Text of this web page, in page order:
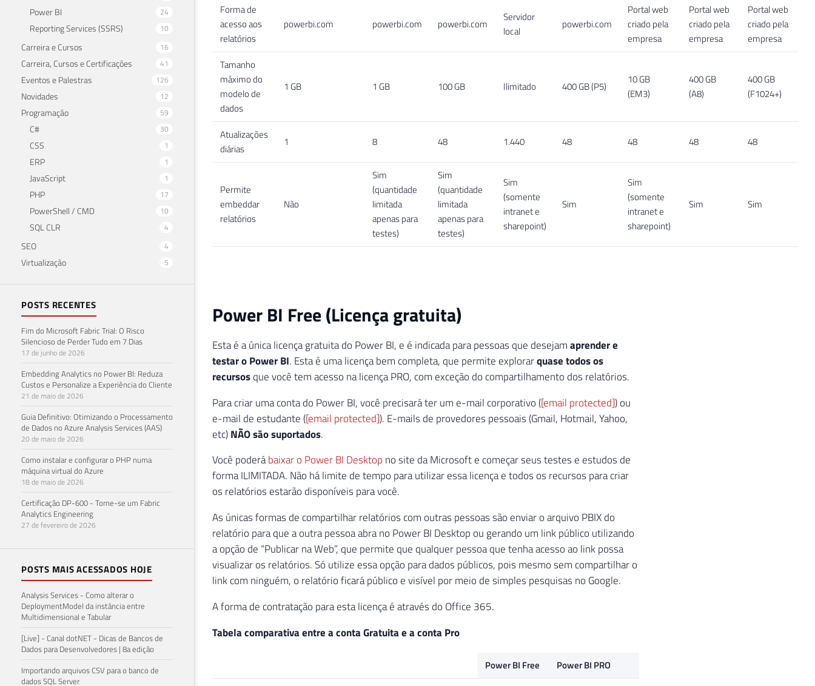
Power BI 24
Reporting Services (SSRS) 10
Carreira e Cursos 16
Carreira, Cursos e Certificações 41
Eventos e Palestras 126
Novidades 12
Programação 59
C# 30
CSS 1
ERP 1
JavaScript 1
PHP 17
PowerShell / CMD 10
SQL CLR 4
SEO 4
Virtualização 5
POSTS RECENTES
Fim do Microsoft Fabric Trial: O Risco
Silencioso de Perder Tudo em 7 Dias
17 de junho de 2026
Embedding Analytics no Power BI: Reduza
Custos e Personalize a Experiência do Cliente
21 de maio de 2026
Guia Definitivo: Otimizando o Processamento
de Dados no Azure Analysis Services (AAS)
20 de maio de 2026
Como instalar e configurar o PHP numa
máquina virtual do Azure
18 de maio de 2026
Certificação DP-600 - Torne-se um Fabric
Analytics Engineering
27 de fevereiro de 2026
POSTS MAIS ACESSADOS HOJE
Analysis Services - Como alterar o
DeploymentModel da instância entre
Multidimensional e Tabular
[Live] - Canal dotNET - Dicas de Bancos de
Dados para Desenvolvedores | 8a edição
Importando arquivos CSV para o banco de
dados SQL Server
Forma de
acesso aos
relatórios
powerbi.com powerbi.com powerbi.com
Servidor
local
powerbi.com
Portal web
criado pela
empresa
Portal web
criado pela
empresa
Portal web
criado pela
empresa
Tamanho
máximo do
modelo de
dados
1 GB 1 GB 100 GB Ilimitado 400 GB (P5)
10 GB
(EM3)
400 GB
(A8)
400 GB
(F1024+)
Atualizações
diárias
1 8 48 1.440 48 48 48 48
Permite
embeddar
relatórios
Não
Sim
(quantidade
limitada
apenas para
testes)
Sim
(quantidade
limitada
apenas para
testes)
Sim
(somente
intranet e
sharepoint)
Sim
Sim
(somente
intranet e
sharepoint)
Sim Sim
Power BI Free (Licença gratuita)
Esta é a única licença gratuita do Power BI, e é indicada para pessoas que desejamaprender e
testar o Power BI. Esta é uma licença bem completa, que permite explorarquase todos os
recursosque você tem acesso na licença PRO, com exceção do compartilhamento dos relatórios.
Para criar uma conta do Power BI, você precisará ter um e-mail corporativo ([email protected]) ou
e-mail de estudante ([email protected]). E-mails de provedores pessoais (Gmail, Hotmail, Yahoo,
etc)NÃO são suportados.
Você poderábaixar o Power BI Desktop no site da Microsoft e começar seus testes e estudos de
forma ILIMITADA. Não há limite de tempo para utilizar essa licença e todos os recursos para criar
os relatórios estarão disponíveis para você.
As únicas formas de compartilhar relatórios com outras pessoas são enviar o arquivo PBIX do
relatório para que a outra pessoa abra no Power BI Desktop ou gerando um link público utilizando
a opção de “Publicar na Web”, que permite que qualquer pessoa que tenha acesso ao link possa
visualizar os relatórios. Só utilize essa opção para dados públicos, pois mesmo sem compartilhar o
link com ninguém, o relatório ficará público e visível por meio de simples pesquisas no Google.
A forma de contratação para esta licença é através do Office 365.
Tabela comparativa entre a conta Gratuita e a conta Pro
Power BI Free
Power BI PRO